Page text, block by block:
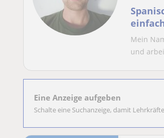
Mein
und
Eine Anzeige aufgeben
Schalte eine Suchanzeige, damit